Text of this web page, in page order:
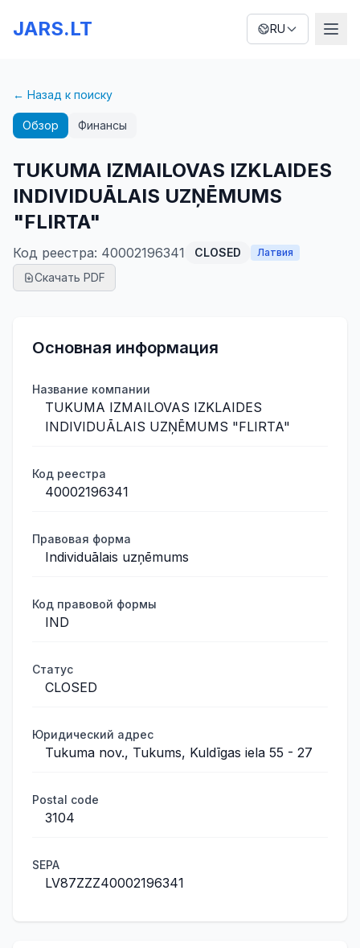
JARS.LT RU
← Назад к поиску
Обзор Финансы
TUKUMA IZMAILOVAS IZKLAIDES
INDIVIDUĀLAIS UZŅĒMUMS
"FLIRTA"
Код реестра: 40002196341 CLOSED Латвия
Скачать PDF
Основная информация
Название компании
TUKUMA IZMAILOVAS IZKLAIDES
INDIVIDUĀLAIS UZŅĒMUMS "FLIRTA"
Код реестра
40002196341
Правовая форма
Individuālais uzņēmums
Код правовой формы
IND
Статус
CLOSED
Юридический адрес
Tukuma nov., Tukums, Kuldīgas iela 55 - 27
Postal code
3104
SEPA
LV87ZZZ40002196341